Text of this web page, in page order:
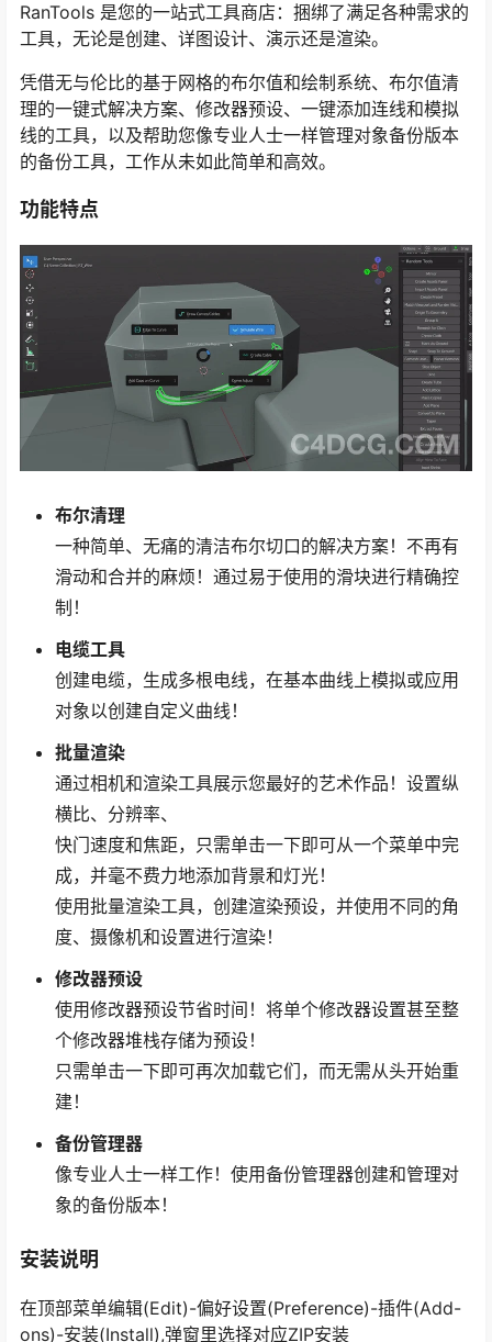
RanTools 是您的一站式工具商店：捆绑了满足各种需求的
工具，无论是创建、详图设计、演示还是渲染。
凭借无与伦比的基于网格的布尔值和绘制系统、布尔值清
理的一键式解决方案、修改器预设、一键添加连线和模拟
线的工具，以及帮助您像专业人士一样管理对象备份版本
的备份工具，工作从未如此简单和高效。
功能特点
布尔清理
一种简单、无痛的清洁布尔切口的解决方案！不再有
滑动和合并的麻烦！通过易于使用的滑块进行精确控
制！
电缆工具
创建电缆，生成多根电线，在基本曲线上模拟或应用
对象以创建自定义曲线！
批量渲染
通过相机和渲染工具展示您最好的艺术作品！设置纵
横比、分辨率、
快门速度和焦距，只需单击一下即可从一个菜单中完
成，并毫不费力地添加背景和灯光！
使用批量渲染工具，创建渲染预设，并使用不同的角
度、摄像机和设置进行渲染！
修改器预设
使用修改器预设节省时间！将单个修改器设置甚至整
个修改器堆栈存储为预设！
只需单击一下即可再次加载它们，而无需从头开始重
建！
备份管理器
像专业人士一样工作！使用备份管理器创建和管理对
象的备份版本！
安装说明
在顶部菜单编辑(Edit)-偏好设置(Preference)-插件(Add-
ons)-安装(Install),弹窗里选择对应ZIP安装